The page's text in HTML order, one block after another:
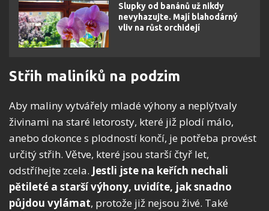
Slupky od banánů už nikdy
nevyhazujte. Mají blahodárný
vliv na růst orchidejí
Střih maliníků na podzim
Aby maliny vytvářely mladé výhony a neplýtvaly
živinami na staré letorosty, které již plodí málo,
anebo dokonce s plodností končí, je potřeba provést
určitý střih. Větve, které jsou starší čtyř let,
odstříhejte zcela. Jestli jste na keřích nechali
pětileté a starší výhony, uvidíte, jak snadno
půjdou vylámat, protože již nejsou živé. Také